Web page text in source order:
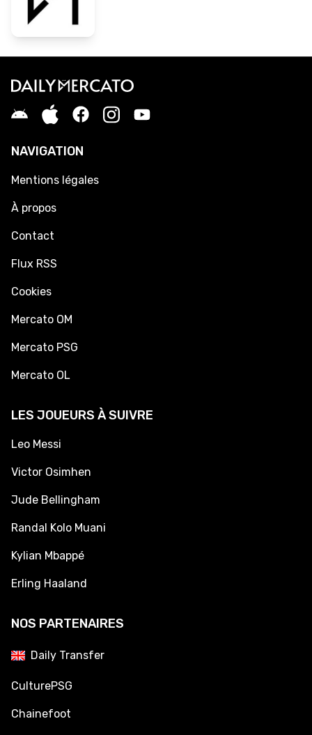
NAVIGATION
Mentions légales
À propos
Contact
Flux RSS
Cookies
Mercato OM
Mercato PSG
Mercato OL
LES JOUEURS À SUIVRE
Leo Messi
Victor Osimhen
Jude Bellingham
Randal Kolo Muani
Kylian Mbappé
Erling Haaland
NOS PARTENAIRES
Daily Transfer
CulturePSG
Chainefoot